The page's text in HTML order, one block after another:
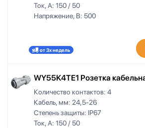
Ток, А: 150 / 50
Напряжение, В: 500
от 3х недель
WY55K4TE1 Розетка
Количество контактов: 4
Кабель, мм: 24,5-26
Степень защиты: IP67
Ток, А: 150 / 50